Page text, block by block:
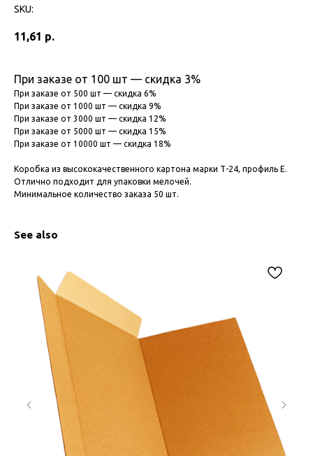
SKU:
11,61 р.
При заказе от 100 шт — скидка 3%
При заказе от 500 шт — скидка 6%
При заказе от 1000 шт — скидка 9%
При заказе от 3000 шт — скидка 12%
При заказе от 5000 шт — скидка 15%
При заказе от 10000 шт — скидка 18%
Коробка из высококачественного картона марки Т-24, профиль Е.
Отлично подходит для упаковки мелочей.
Минимальное количество заказа 50 шт.
See also